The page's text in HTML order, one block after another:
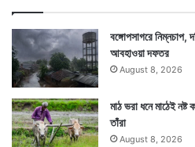
বঙ্গোপসাগরে নিম্নচাপ,
আবহাওয়া দফতর
August 8, 2026
মাঠ ভরা ধনে মাঠেই
তাঁরা
August 8, 2026